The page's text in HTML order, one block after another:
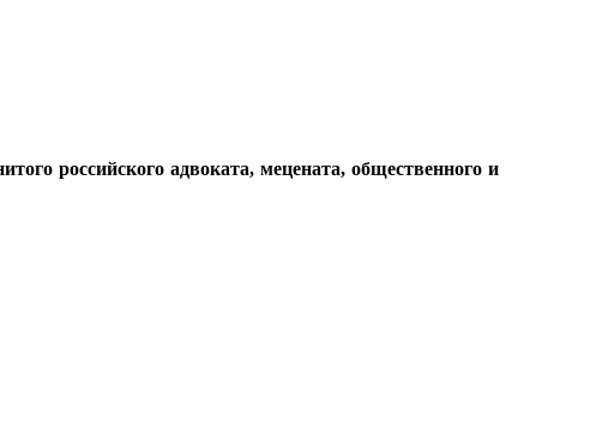
российского адвоката, мецената, общественного и